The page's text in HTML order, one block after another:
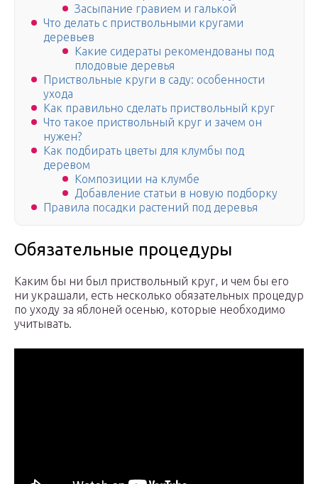
Засыпание гравием и галькой
Что делать с приствольными кругами
деревьев
Какие сидераты рекомендованы под
плодовые деревья
Приствольные круги в саду: особенности
ухода
Как правильно сделать приствольный круг
Что такое приствольный круг и зачем он
нужен?
Как подбирать цветы для клумбы под
деревом
Композиции на клумбе
Добавление статьи в новую подборку
Правила посадки растений под деревья
Обязательные процедуры
Каким бы ни был приствольный круг, и чем бы его
ни украшали, есть несколько обязательных процедур
по уходу за яблоней осенью, которые необходимо
учитывать.